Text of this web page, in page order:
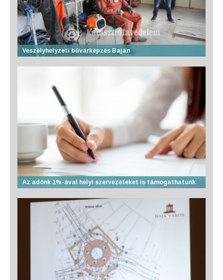
Veszélyhelyzeti búvárképzés Baján
Az adónk 1%-ával helyi szervezeteket is támogathatunk